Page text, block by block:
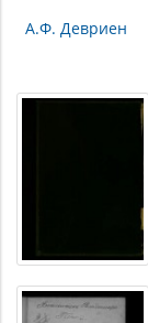
А.Ф. Девриен